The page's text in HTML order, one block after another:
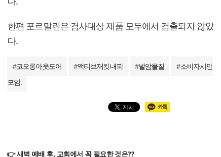
한편 포르말린은 검사대상 제품 모두에서 검출되지 않았
다.
#코오롱아웃도어 #액티브재킷내피 #발암물질 #소비자시민
모임.
👉 새벽 예배 후, 교회에서 꼭 필요한 것은??